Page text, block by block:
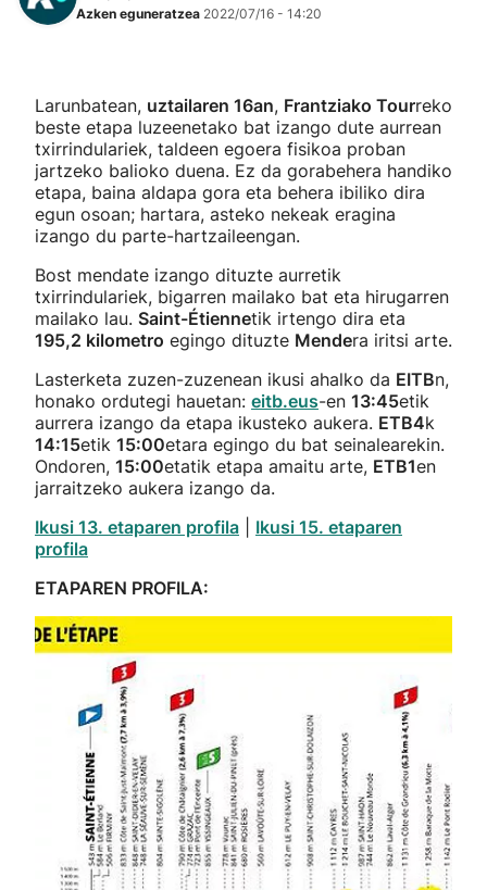
Azken eguneratzea 2022/07/16 - 14:20
Larunbatean, uztailaren 16an, Frantziako Tourreko
beste etapa luzeenetako bat izango dute aurrean
txirrindulariek, taldeen egoera fisikoa proban
jartzeko balioko duena. Ez da gorabehera handiko
etapa, baina aldapa gora eta behera ibiliko dira
egun osoan; hartara, asteko nekeak eragina
izango du parte-hartzaileengan.
Bost mendate izango dituzte aurretik
txirrindulariek, bigarren mailako bat eta hirugarren
mailako lau. Saint-Étiennetik irtengo dira eta
195,2 kilometro egingo dituzte Mendera iritsi arte.
Lasterketa zuzen-zuzenean ikusi ahalko da EITBn,
honako ordutegi hauetan: eitb.eus-en 13:45etik
aurrera izango da etapa ikusteko aukera. ETB4k
14:15etik 15:00etara egingo du bat seinalearekin.
Ondoren, 15:00etatik etapa amaitu arte, ETB1en
jarraitzeko aukera izango da.
Ikusi 13. etaparen profila
Ikusi 15. etaparen
profila
ETAPAREN PROFILA: